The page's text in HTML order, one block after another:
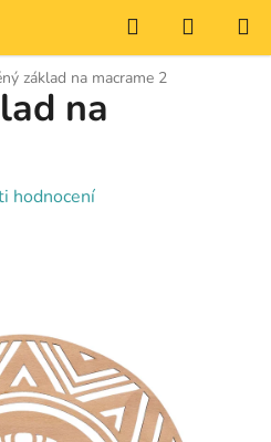
Hledat
KOŠÍK
základ na macrame 2
na
hodnocení